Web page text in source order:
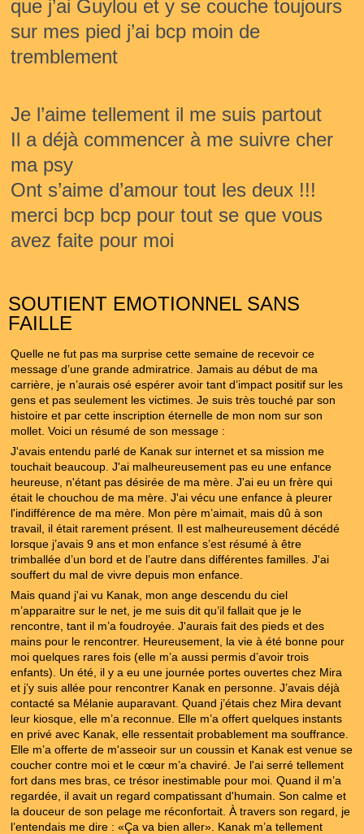
que j’ai Guylou et y se couche toujours
sur mes pied j’ai bcp moin de
tremblement
Je l’aime tellement il me suis partout
Il a déjà commencer à me suivre cher
ma psy
Ont s’aime d’amour tout les deux !!!
merci bcp bcp pour tout se que vous
avez faite pour moi
SOUTIENT EMOTIONNEL SANS
FAILLE
Quelle ne fut pas ma surprise cette semaine de recevoir ce
message d’une grande admiratrice. Jamais au début de ma
carrière, je n’aurais osé espérer avoir tant d’impact positif sur les
gens et pas seulement les victimes. Je suis très touché par son
histoire et par cette inscription éternelle de mon nom sur son
mollet. Voici un résumé de son message :
J'avais entendu parlé de Kanak sur internet et sa mission me
touchait beaucoup. J'ai malheureusement pas eu une enfance
heureuse, n'étant pas désirée de ma mère. J'ai eu un frère qui
était le chouchou de ma mère. J'ai vécu une enfance à pleurer
l'indifférence de ma mère. Mon père m’aimait, mais dû à son
travail, il était rarement présent. Il est malheureusement décédé
lorsque j’avais 9 ans et mon enfance s’est résumé à être
trimballée d’un bord et de l’autre dans différentes familles. J'ai
souffert du mal de vivre depuis mon enfance.
Mais quand j'ai vu Kanak, mon ange descendu du ciel
m’apparaitre sur le net, je me suis dit qu’il fallait que je le
rencontre, tant il m’a foudroyée. J'aurais fait des pieds et des
mains pour le rencontrer. Heureusement, la vie à été bonne pour
moi quelques rares fois (elle m’a aussi permis d’avoir trois
enfants). Un été, il y a eu une journée portes ouvertes chez Mira
et j’y suis allée pour rencontrer Kanak en personne. J’avais déjà
contacté sa Mélanie auparavant. Quand j’étais chez Mira devant
leur kiosque, elle m’a reconnue. Elle m’a offert quelques instants
en privé avec Kanak, elle ressentait probablement ma souffrance.
Elle m’a offerte de m'asseoir sur un coussin et Kanak est venue se
coucher contre moi et le cœur m’a chaviré. Je l'ai serré tellement
fort dans mes bras, ce trésor inestimable pour moi. Quand il m’a
regardée, il avait un regard compatissant d'humain. Son calme et
la douceur de son pelage me réconfortait. À travers son regard, je
l’entendais me dire : «Ça va bien aller». Kanak m’a tellement